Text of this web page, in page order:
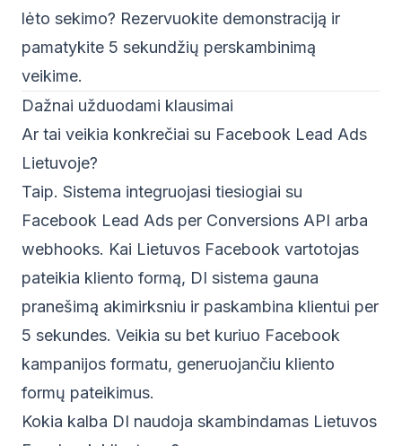
lėto sekimo? Rezervuokite demonstraciją ir
pamatykite 5 sekundžių perskambinimą
veikime.
Dažnai užduodami klausimai
Ar tai veikia konkrečiai su Facebook Lead Ads
Lietuvoje?
Taip. Sistema integruojasi tiesiogiai su
Facebook Lead Ads per Conversions API arba
webhooks. Kai Lietuvos Facebook vartotojas
pateikia kliento formą, DI sistema gauna
pranešimą akimirksniu ir paskambina klientui per
5 sekundes. Veikia su bet kuriuo Facebook
kampanijos formatu, generuojančiu kliento
formų pateikimus.
Kokia kalba DI naudoja skambindamas Lietuvos